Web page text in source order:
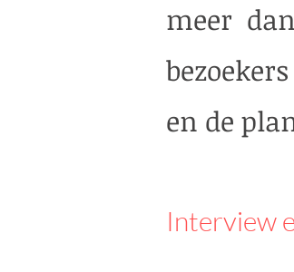
meer
en de
Interview